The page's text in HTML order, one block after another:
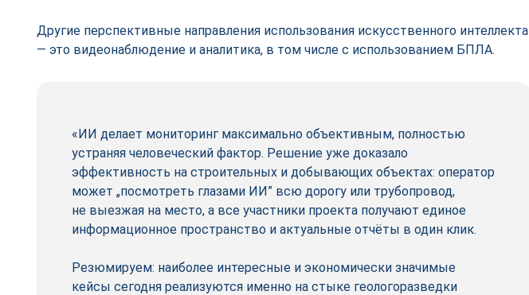
Другие перспективные направления использования искусственного интеллекта
— это видеонаблюдение и аналитика, в том числе с использованием БПЛА.
«ИИ делает мониторинг максимально объективным, полностью
устраняя человеческий фактор. Решение уже доказало
эффективность на строительных и добывающих объектах: оператор
может „посмотреть глазами ИИ” всю дорогу или трубопровод,
не выезжая на место, а все участники проекта получают единое
информационное пространство и актуальные отчёты в один клик.
Резюмируем: наиболее интересные и экономически значимые
кейсы сегодня реализуются именно на стыке геологоразведки